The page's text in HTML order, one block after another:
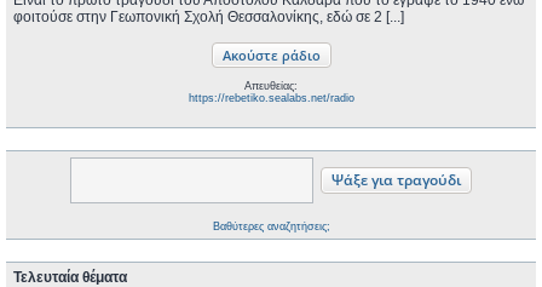
φοιτούσε στην Γεωπονική Σχολή Θεσσαλονίκης, εδώ σε 2 [...]
Απευθείας:
https://rebetiko.sealabs.net/radio
Βαθύτερες αναζητήσεις;
Τελευταία θέματα